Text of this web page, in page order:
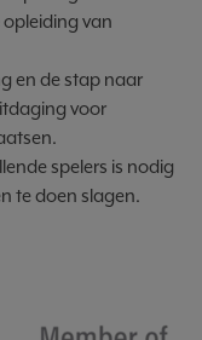
van
en de stap naar
voor
spelers is nodig
te doen slagen.